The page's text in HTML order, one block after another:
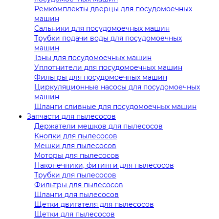
Ремкомплекты дверцы для посудомоечных
машин
Сальники для посудомоечных машин
Трубки подачи воды для посудомоечных
машин
Тэны для посудомоечных машин
Уплотнители для посудомоечных машин
Фильтры для посудомоечных машин
Циркуляционные насосы для посудомоечных
машин
Шланги сливные для посудомоечных машин
Запчасти для пылесосов
Держатели мешков для пылесосов
Кнопки для пылесосов
Мешки для пылесосов
Моторы для пылесосов
Наконечники, фитинги для пылесосов
Трубки для пылесосов
Фильтры для пылесосов
Шланги для пылесосов
Щетки двигателя для пылесосов
Щетки для пылесосов